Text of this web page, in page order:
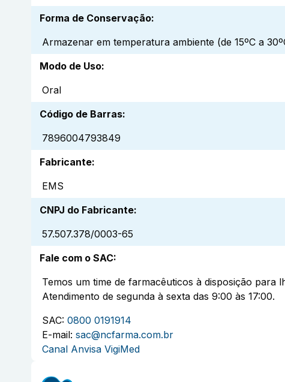
Forma de Conservação:
Armazenar em temperatura ambiente (de 15ºC a
Modo de Uso:
Oral
Código de Barras:
7896004793849
Fabricante:
EMS
CNPJ do Fabricante:
57.507.378/0003-65
Fale com o SAC:
Temos um time de farmacêuticos à disposição para
Atendimento de segunda à sexta das 9:00 às 17:00.
SAC: 0800 0191914
E-mail: sac@ncfarma.com.br
Canal Anvisa VigiMed